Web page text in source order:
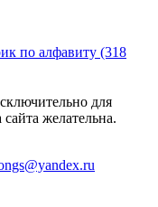
по алфавиту (318
для
желательна.